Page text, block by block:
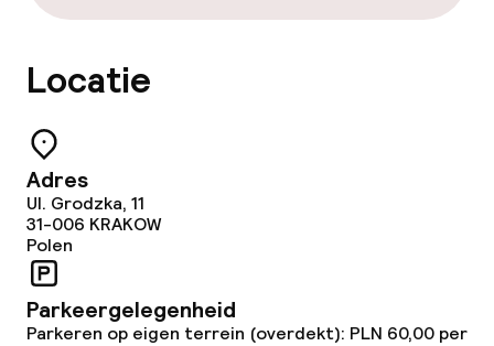
Zakelijke faciliteiten
Vergaderruimte
Beleid
Overal rookvrij
Locatie
Adres
Ul. Grodzka, 11
31-006 KRAKOW
Polen
Parkeergelegenheid
Parkeren op eigen terrein (overdekt): PLN 60,00 per